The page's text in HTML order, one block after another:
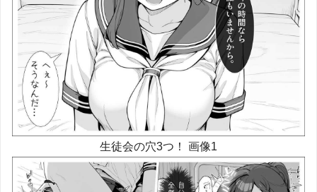
生徒会の穴3つ！ 画像1